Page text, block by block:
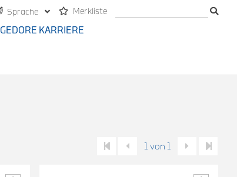
Sprache Merkliste
GEDORE KARRIERE
1 von 1